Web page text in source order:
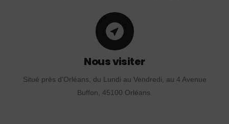
Nous visiter
Situé près d'Orléans, du Lundi au Vendredi, au 4 Avenue
Buffon, 45100 Orléans.